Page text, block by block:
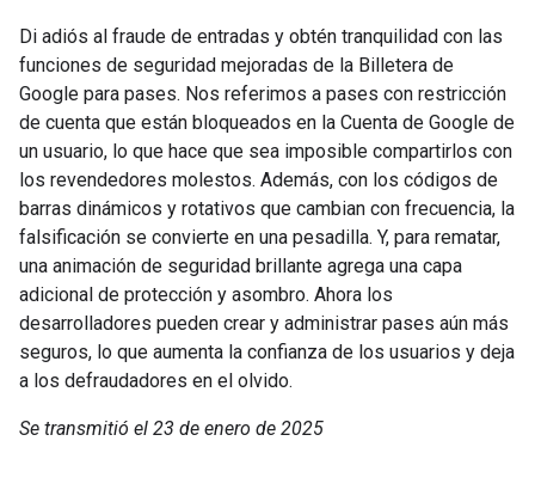
Di adiós al fraude de entradas y obtén tranquilidad con las
funciones de seguridad mejoradas de la Billetera de
Google para pases. Nos referimos a pases con restricción
de cuenta que están bloqueados en la Cuenta de Google de
un usuario, lo que hace que sea imposible compartirlos con
los revendedores molestos. Además, con los códigos de
barras dinámicos y rotativos que cambian con frecuencia, la
falsificación se convierte en una pesadilla. Y, para rematar,
una animación de seguridad brillante agrega una capa
adicional de protección y asombro. Ahora los
desarrolladores pueden crear y administrar pases aún más
seguros, lo que aumenta la confianza de los usuarios y deja
a los defraudadores en el olvido.
Se transmitió el 23 de enero de 2025